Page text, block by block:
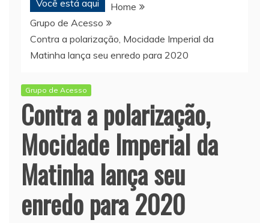
Você está aqui
Home
Grupo de Acesso
Contra a polarização, Mocidade Imperial da
Matinha lança seu enredo para 2020
Grupo de Acesso
Contra a polarização,
Mocidade Imperial da
Matinha lança seu
enredo para 2020